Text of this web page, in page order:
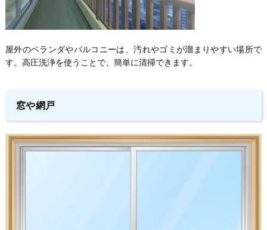
屋外のベランダやバルコニーは、汚れやゴミが溜まりやすい場所で
す。高圧洗浄を使うことで、簡単に清掃できます。
窓や網戸